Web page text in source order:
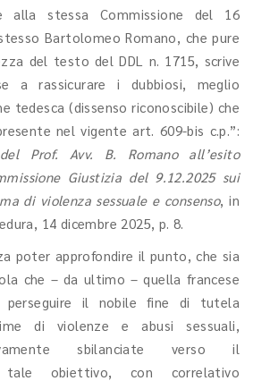
alla stessa Commissione del 16
Bartolomeo Romano, che pure
del testo del DDL n. 1715, scrive
a rassicurare i dubbiosi, meglio
tedesca (dissenso riconoscibile) che
nel vigente art. 609-bis c.p.”:
Prof. Avv. B. Romano all’esito
Giustizia del 9.12.2025 sui
di violenza sessuale e consenso, in
14 dicembre 2025, p. 8.
poter approfondire il punto, che sia
che – da ultimo – quella francese
il nobile fine di tutela
di violenze e abusi sessuali,
sbilanciate verso il
tale obiettivo, con correlativo